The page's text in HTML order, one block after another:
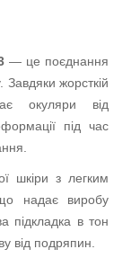
— це поєднання
Завдяки жорсткій
окуляри від
під час
шкіри з легким
надає виробу
підкладка в тон
від подряпин.